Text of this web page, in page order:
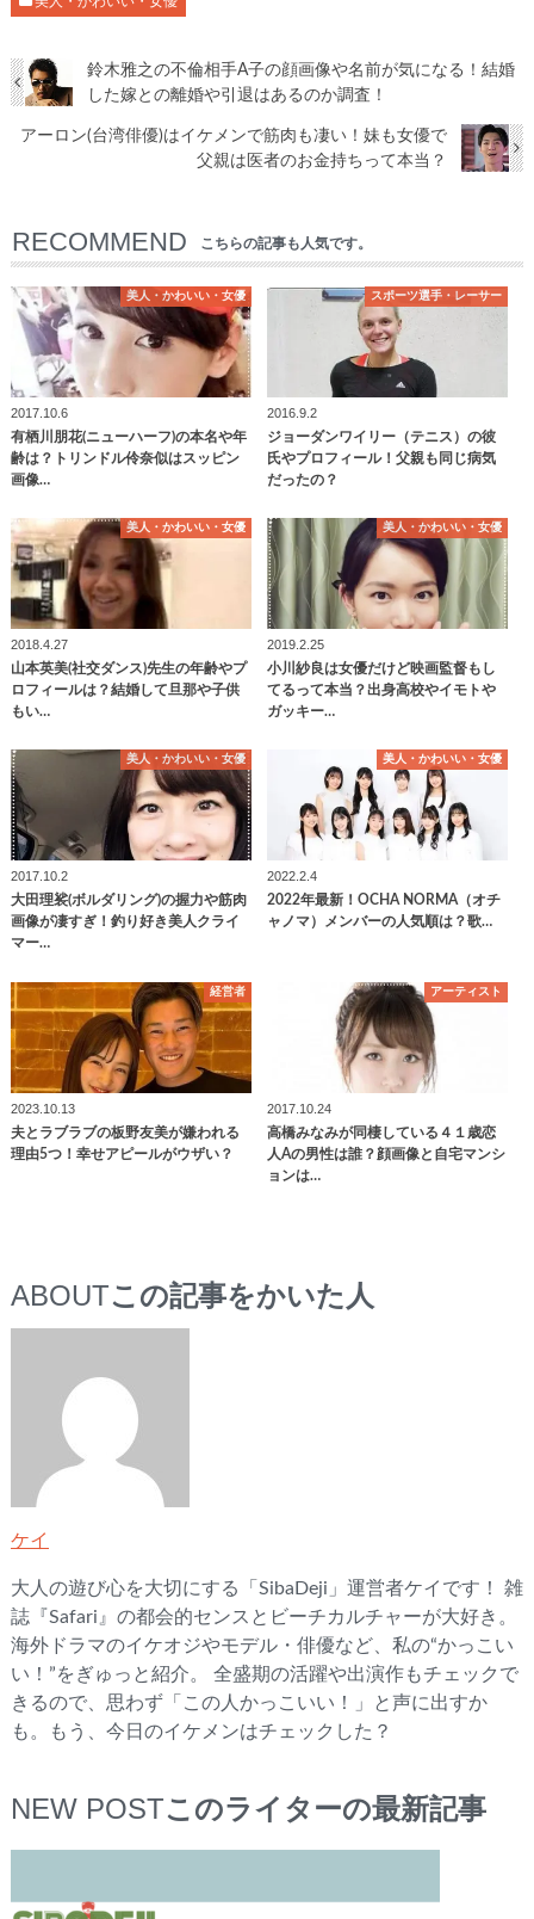
鈴木雅之の不倫相手A子の顔画像や名前が気になる！結婚
した嫁との離婚や引退はあるのか調査！
アーロン(台湾俳優)はイケメンで筋肉も凄い！妹も女優で
父親は医者のお金持ちって本当？
RECOMMEND こちらの記事も人気です。
美人・かわいい・女優
2017.10.6
有栖川朋花(ニューハーフ)の本名や年
齢は？トリンドル伶奈似はスッピン
画像…
スポーツ選手・レーサー
2016.9.2
ジョーダンワイリー（テニス）の彼
氏やプロフィール！父親も同じ病気
だったの？
美人・かわいい・女優
2018.4.27
山本英美(社交ダンス)先生の年齢やプ
ロフィールは？結婚して旦那や子供
もい…
美人・かわいい・女優
2019.2.25
小川紗良は女優だけど映画監督もし
てるって本当？出身高校やイモトや
ガッキー…
美人・かわいい・女優
2017.10.2
大田理裟(ボルダリング)の握力や筋肉
画像が凄すぎ！釣り好き美人クライ
マー…
美人・かわいい・女優
2022.2.4
2022年最新！OCHA NORMA（オチ
ャノマ）メンバーの人気順は？歌…
経営者
2023.10.13
夫とラブラブの板野友美が嫌われる
理由5つ！幸せアピールがウザい？
アーティスト
2017.10.24
高橋みなみが同棲している４１歳恋
人Aの男性は誰？顔画像と自宅マンシ
ョンは…
ABOUTこの記事をかいた人
ケイ
大人の遊び心を大切にする「SibaDeji」運営者ケイです！ 雑
誌『Safari』の都会的センスとビーチカルチャーが大好き。
海外ドラマのイケオジやモデル・俳優など、私の“かっこい
い！”をぎゅっと紹介。 全盛期の活躍や出演作もチェックで
きるので、思わず「この人かっこいい！」と声に出すか
も。もう、今日のイケメンはチェックした？
NEW POSTこのライターの最新記事